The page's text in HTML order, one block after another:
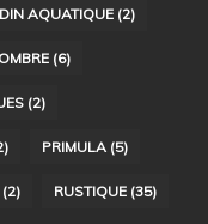
AQUATIQUE (2)
(6)
(2)
PRIMULA (5)
(2) RUSTIQUE (35)